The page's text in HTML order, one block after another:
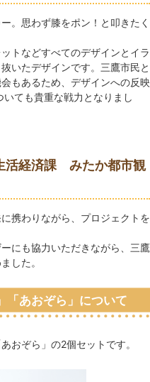
。思わず膝をポン！と叩きたく
トなどすべてのデザインとイラ
いたデザインです。三鷹市民と
もあるため、デザインへの反映
ても貴重な戦力となりまし
活経済課 みたか都市観
携わりながら、プロジェクトを
にも協力いただきながら、三鷹
した。
「あおぞら」について
おぞら」の2個セットです。